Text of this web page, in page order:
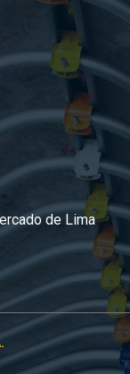
de Lima